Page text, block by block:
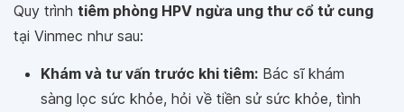
Quy trình tiêm phòng HPV ngừa ung thư cổ tử cung
tại Vinmec như sau:
Khám và tư vấn trước khi tiêm: Bác sĩ khám
sàng lọc sức khỏe, hỏi về tiền sử sức khỏe, tình